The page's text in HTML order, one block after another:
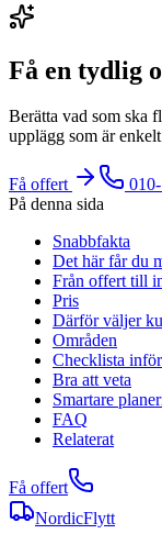
Få en tydlig
Berätta vad som ska
upplägg som är
Få offert
På denna sida
Snabbfakta
Det här får du
Från offert till
Pris
Därför väljer
Områden
Checklista
Bra att veta
Smartare
FAQ
Relaterat
Få offert
NordicFlytt